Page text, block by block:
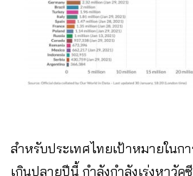
สำหรับประเทศไทยเป้าหมายในก
เกินปลายปีนี้ กำลังกำลังเร่งหาวั